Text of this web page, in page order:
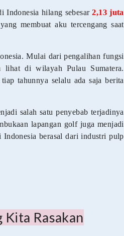
Indonesia hilang sebesar2,13 juta
membuat aku tercengang saat
Mulai dari pengalihan fungsi
lihat di wilayah Pulau Sumatera.
tahunnya selalu ada saja berita
salah satu penyebab terjadinya
lapangan golf juga menjadi
Indonesia berasal dari industri pulp
Rasakan